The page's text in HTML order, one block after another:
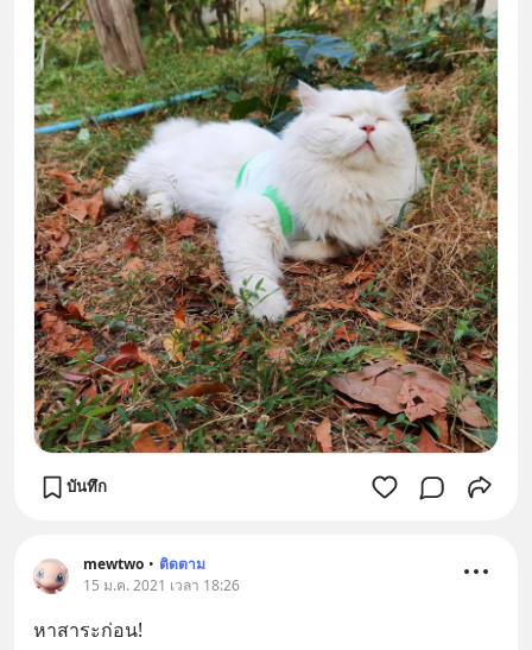
บันทึก
mewtwo • ติดตาม
15 ม.ค. 2021 เวลา 18:26
หาสาระก่อน!